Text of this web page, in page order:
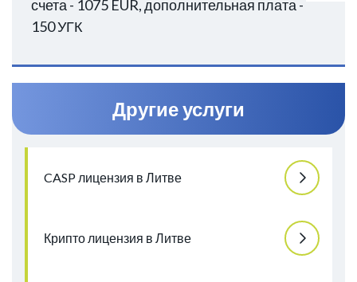
счета - 1075 EUR, дополнительная плата -
150 УГК
Другие услуги
CASP лицензия в Литве
Крипто лицензия в Литве